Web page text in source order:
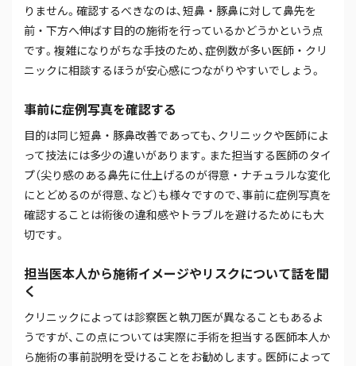
りません。確認するべきなのは、短鼻・豚鼻に対して鼻先を
前・下方へ伸ばす目的の施術を行っているかどうかという点
です。複雑になりがちな手技のため、症例数が多い医師・クリ
ニックに相談するほうが安心感につながりやすいでしょう。
事前に症例写真を確認する
目的は同じ短鼻・豚鼻改善であっても、クリニックや医師によ
って技法には多少の違いがあります。また担当する医師のタイ
プ（尖り感のある鼻先に仕上げるのが得意・ナチュラルな変化
にとどめるのが得意、など）も様々ですので、事前に症例写真を
確認することは術後の違和感やトラブルを避けるためにも大
切です。
担当医本人から施術イメージやリスクについて話を聞
く
クリニックによっては診察医と執刀医が異なることもあるよ
うですが、この点については実際に手術を担当する医師本人か
ら施術の事前説明を受けることをお勧めします。医師によって